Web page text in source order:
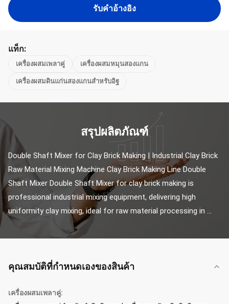
รับคําอ้างอิง
แท็ก:
เครื่องผสมเพลาคู่ เครื่องผสมหมุนสองแกน
เครื่องผสมดินแก่นสองแกนสําหรับอิฐ
สรุปผลิตภัณฑ์
Double Shaft Mixer for Clay Brick Making | Industrial Clay Brick
Raw Material Mixing Machine Clay Brick Making Line Double
Shaft Mixer Double Shaft Mixer for clay brick making is
professional industrial mixing equipment, delivering high
uniformity clay mixing, ideal for raw material processing in ...
คุณสมบัติที่กําหนดเองของสินค้า
เครื่องผสมเพลาคู่: